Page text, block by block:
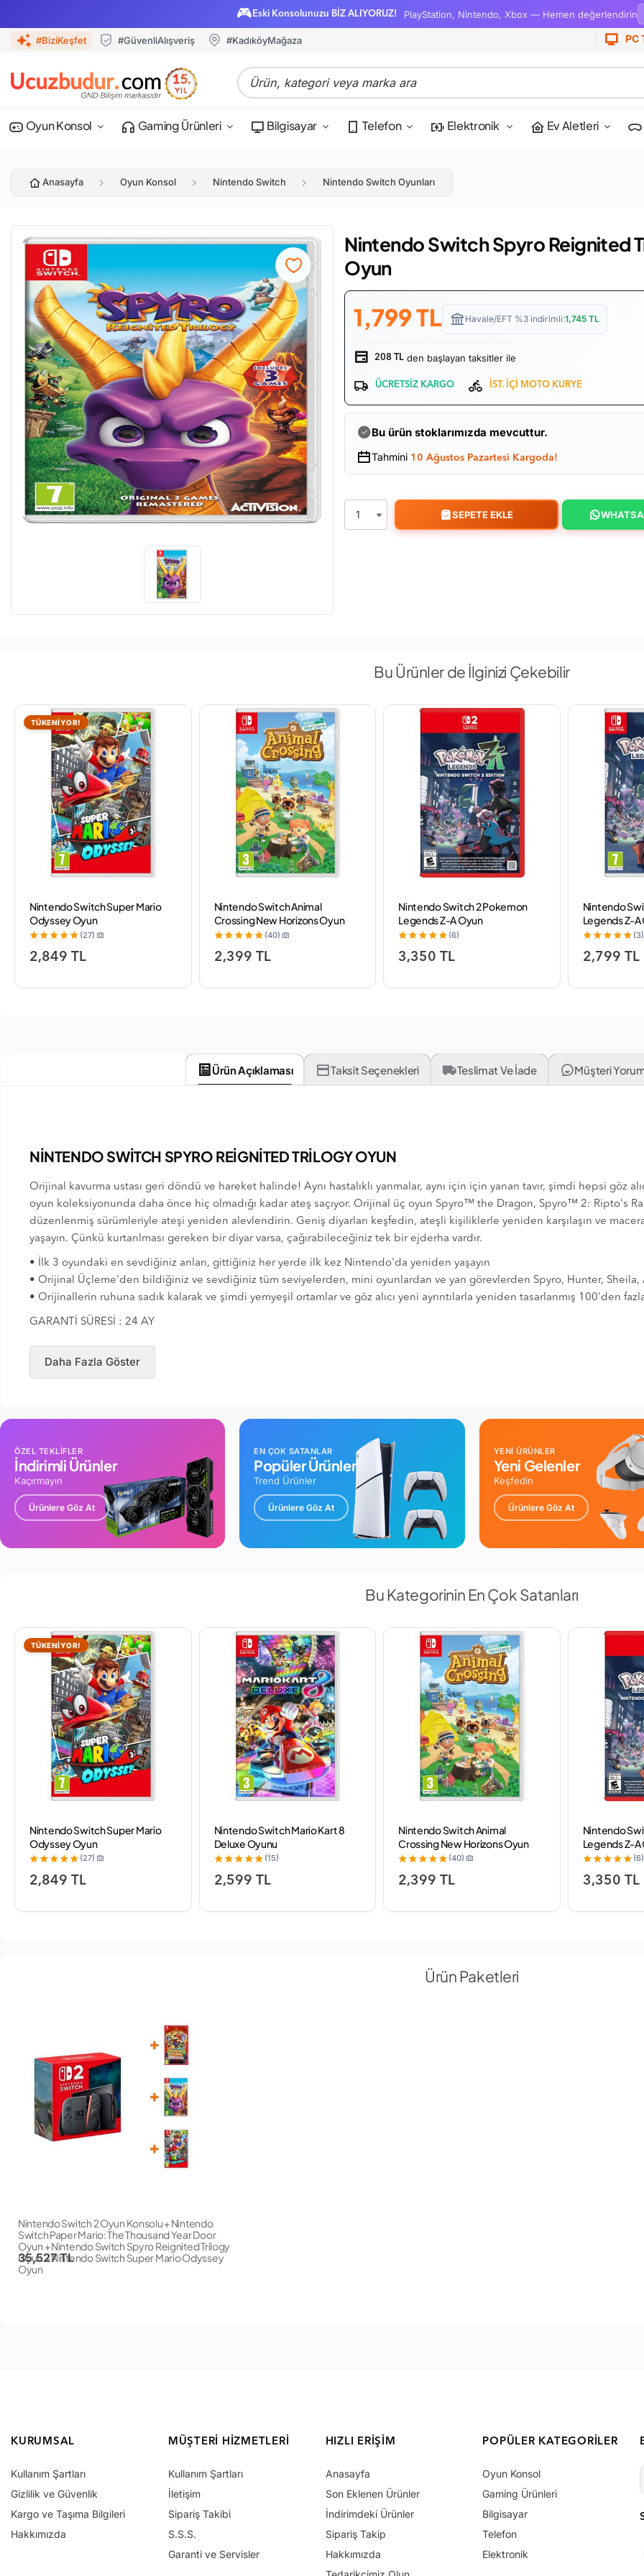
🎮 Eski Konsolunuzu BİZ ALIYORUZ! PlayStation, Nintendo, Xbox — Hemen değerlendirin
#BiziKeşfet #GüvenliAlışveriş #KadıköyMağaza PC
Oyun Konsol Gaming Ürünleri Bilgisayar Telefon Elektronik Ev Aletleri
Anasayfa Oyun Konsol Nintendo Switch Nintendo Switch Oyunları
Nintendo Switch Spyro Reignited
Oyun
1,799TL Havale/EFT %3 indirimli:1,745 TL
208 TL den başlayan taksitler ile
ÜCRETSİZ KARGO İST. İÇİ MOTO KURYE
Bu ürün stoklarımızda mevcuttur.
Tahmini 10 Ağustos Pazartesi Kargoda!
SEPETE EKLE
Bu Ürünler de İlginizi Çekebilir
TÜKENİYOR!
Nintendo Switch Super Mario
Odyssey Oyun
(27)
2,849 TL
Nintendo Switch Animal
Crossing New Horizons Oyun
(40)
2,399 TL
Nintendo Switch 2 Pokemon
Legends Z-A Oyun
(6)
3,350 TL
Nintendo
Legends Z-A
(3)
2,799 TL
Ürün Açıklaması Taksit Seçenekleri Teslimat Ve İade Müşteri
NİNTENDO SWİTCH SPYRO REİGNİTED TRİLOGY OYUN
Orijinal kavurma ustası geri döndü ve hareket halinde! Aynı hastalıklı yanmalar, aynı için için yanan tavır, şimdi hepsi göz
oyun koleksiyonunda daha önce hiç olmadığı kadar ateş saçıyor. Orijinal üç oyun Spyro™ the Dragon, Spyro™ 2: Ripto's
düzenlenmiş sürümleriyle ateşi yeniden alevlendirin. Geniş diyarları keşfedin, ateşli kişiliklerle yeniden karşılaşın ve
yaşayın. Çünkü kurtarılması gereken bir diyar varsa, çağırabileceğiniz tek bir ejderha vardır.
• İlk 3 oyundaki en sevdiğiniz anları, gittiğiniz her yerde ilk kez Nintendo'da yeniden yaşayın
• Orijinal Üçleme'den bildiğiniz ve sevdiğiniz tüm seviyelerden, mini oyunlardan ve yan görevlerden Spyro, Hunter, Sheila,
• Orijinallerin ruhuna sadık kalarak ve şimdi yemyeşil ortamlar ve göz alıcı yeni ayrıntılarla yeniden tasarlanmış 100'den
GARANTİ SÜRESİ : 24 AY
Daha Fazla Göster
ÖZEL TEKLİFLER
İndirimli Ürünler
Kaçırmayın
Ürünlere Göz At
EN ÇOK SATANLAR
Popüler Ürünler
Trend Ürünler
Ürünlere Göz At
YENİ ÜRÜNLER
Yeni Gelenler
Keşfedin
Ürünlere Göz At
Bu Kategorinin En Çok Satanları
TÜKENİYOR!
Nintendo Switch Super Mario
Odyssey Oyun
(27)
2,849 TL
Nintendo Switch Mario Kart 8
Deluxe Oyunu
(15)
2,599 TL
Nintendo Switch Animal
Crossing New Horizons Oyun
(40)
2,399 TL
Nintendo
Legends Z-A
(6)
3,350 TL
Ürün Paketleri
Nintendo Switch 2 Oyun Konsolu + Nintendo
Switch Paper Mario: The Thousand Year Door
Oyun + Nintendo Switch Spyro Reignited Trilogy
Oyun + Nintendo Switch Super Mario Odyssey
Oyun
35,527 TL
KURUMSAL
Kullanım Şartları
Gizlilik ve Güvenlik
Kargo ve Taşıma Bilgileri
Hakkımızda
MÜŞTERI HIZMETLERI
Kullanım Şartları
İletişim
Sipariş Takibi
S.S.S.
Garanti ve Servisler
HIZLI ERIŞIM
Anasayfa
Son Eklenen Ürünler
İndirimdeki Ürünler
Sipariş Takip
Hakkımızda
POPÜLER KATEGORILER
Oyun Konsol
Gaming Ürünleri
Bilgisayar
Telefon
Elektronik